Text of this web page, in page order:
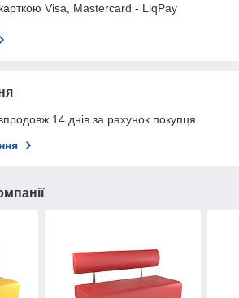
Visa, Mastercard - LiqPay
14 днів за рахунок покупця